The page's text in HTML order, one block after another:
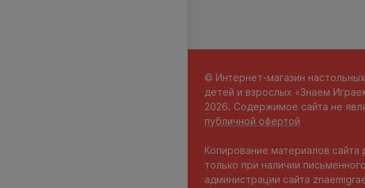
© Интернет-магазин
детей и взрослых «Знаем
2026. Содержимое сайта не
публичной офертой
Копирование материалов сайта
только при наличии
администрации сайта